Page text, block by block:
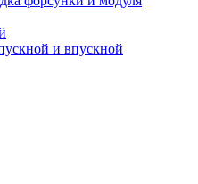
и впускной